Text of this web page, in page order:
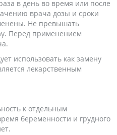
в день во время или после
врача дозы и сроки
Не превышать
Перед применением
использовать как замену
лекарственным
к отдельным
беременности и грудного